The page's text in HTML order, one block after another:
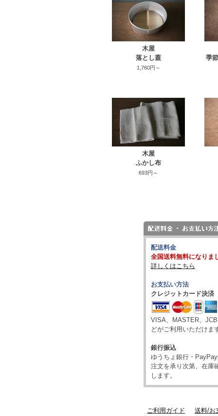
木屋
落とし蓋
1,760円～
季
木屋
ふかし布
693円～
配送料金
全国送料無料になりま
詳しくはこちら
お支払い方法
クレジットカード決済
VISA、MASTER、
どがご利用いただけま
銀行振込
ゆうちょ銀行・
注文を承り次第、在庫
します。
ご利用ガイド 送料/お